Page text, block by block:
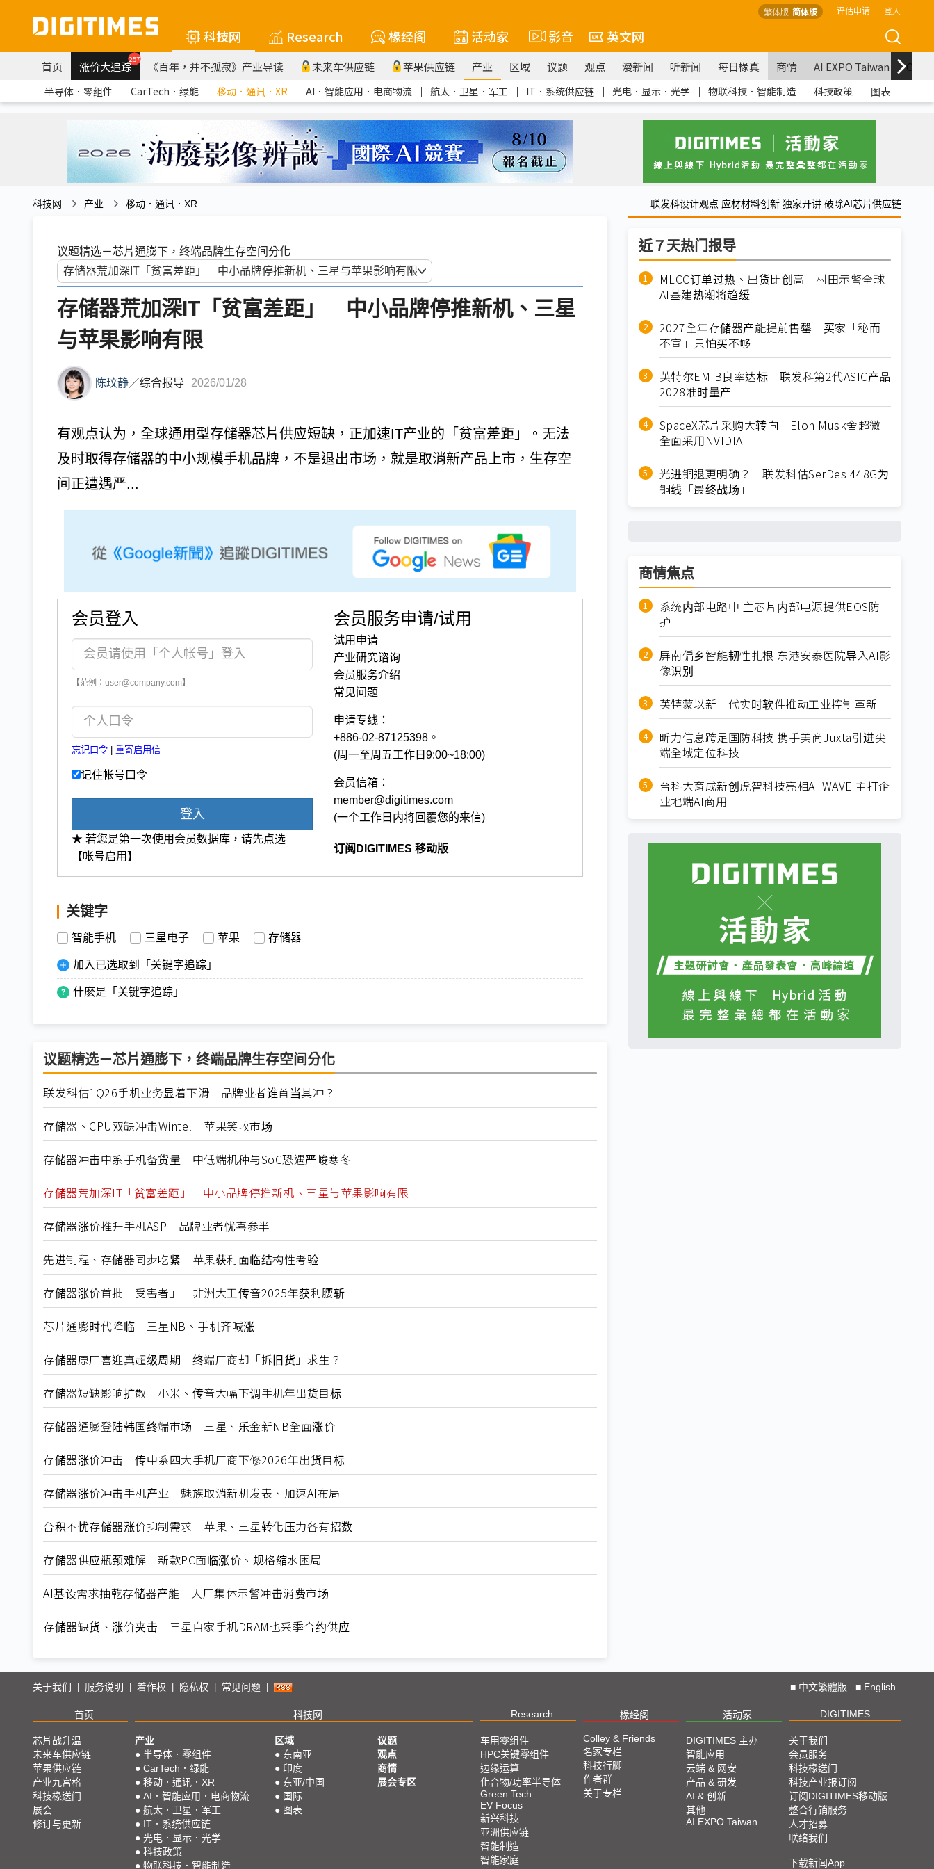
繁体版 简体版 评估申请 登入
科技网 Research 椽经阁 活动家 影音 英文网
首页 涨价大追踪257 《百年，并不孤寂》产业导读 未来车供应链 苹果供应链 产业 区域 议题 观点 漫新闻 听新闻 每日椽真 商情 AI EXPO Taiwan
半导体．零组件 ｜ CarTech．绿能 ｜ 移动．通讯．XR ｜ AI．智能应用．电商物流 ｜ 航太．卫星．军工 ｜ IT．系统供应链 ｜ 光电．显示．光学 ｜ 物联科技．智能制造 ｜ 科技政策 ｜ 图表
科技网 产业 移动．通讯．XR 联发科设计观点 应材材料创新 独家开讲 破除AI芯片供应链
议题精选－芯片通膨下，终端品牌生存空间分化
存储器荒加深IT「贫富差距」 中小品牌停推新机、三星
与苹果影响有限
陈玟静／综合报导 2026/01/28
有观点认为，全球通用型存储器芯片供应短缺，正加速IT产业的「贫富差距」。无法
及时取得存储器的中小规模手机品牌，不是退出市场，就是取消新产品上市，生存空
间正遭遇严...
会员登入
【范例：user@company.com】
忘记口令 重寄启用信
记住帐号口令
登入
★ 若您是第一次使用会员数据库，请先点选
【帐号启用】
会员服务申请/试用
试用申请
产业研究谘询
会员服务介绍
常见问题
申请专线：
+886-02-87125398。
(周一至周五工作日9:00~18:00)
会员信箱：
member@digitimes.com
(一个工作日内将回覆您的来信)
订阅DIGITIMES 移动版
关键字
智能手机 三星电子 苹果 存储器
加入已选取到「关键字追踪」
什麽是「关键字追踪」
议题精选－芯片通膨下，终端品牌生存空间分化
联发科估1Q26手机业务显着下滑 品牌业者谁首当其冲？
存储器、CPU双缺冲击Wintel 苹果笑收市场
存储器冲击中系手机备货量 中低端机种与SoC恐遇严峻寒冬
存储器荒加深IT「贫富差距」 中小品牌停推新机、三星与苹果影响有限
存储器涨价推升手机ASP 品牌业者忧喜参半
先进制程、存储器同步吃紧 苹果获利面临结构性考验
存储器涨价首批「受害者」 非洲大王传音2025年获利腰斩
芯片通膨时代降临 三星NB、手机齐喊涨
存储器原厂喜迎真超级周期 终端厂商却「拆旧货」求生？
存储器短缺影响扩散 小米、传音大幅下调手机年出货目标
存储器通膨登陆韩国终端市场 三星、乐金新NB全面涨价
存储器涨价冲击 传中系四大手机厂商下修2026年出货目标
存储器涨价冲击手机产业 魅族取消新机发表、加速AI布局
台积不忧存储器涨价抑制需求 苹果、三星转化压力各有招数
存储器供应瓶颈难解 新款PC面临涨价、规格缩水困局
AI基设需求抽乾存储器产能 大厂集体示警冲击消费市场
存储器缺货、涨价夹击 三星自家手机DRAM也采季合约供应
近７天热门报导
MLCC订单过热、出货比创高 村田示警全球
AI基建热潮将趋缓
2027全年存储器产能提前售罄 买家「秘而
不宣」只怕买不够
英特尔EMIB良率达标 联发科第2代ASIC产品
2028准时量产
SpaceX芯片采购大转向 Elon Musk舍超微
全面采用NVIDIA
光进铜退更明确？ 联发科估SerDes 448G为
铜线「最终战场」
商情焦点
系统内部电路中 主芯片内部电源提供EOS防
护
屏南偏乡智能韧性扎根 东港安泰医院导入AI影
像识别
英特蒙以新一代实时软件推动工业控制革新
昕力信息跨足国防科技 携手美商Juxta引进尖
端全域定位科技
台科大育成新创虎智科技亮相AI WAVE 主打企
业地端AI商用
关于我们 服务说明 着作权 隐私权 常见问题 ■ 中文繁體版 ■ English
首页 科技网 Research 椽经阁 活动家 DIGITIMES
芯片战升温
未来车供应链
苹果供应链
产业九宫格
科技椽送门
展会
修订与更新
产业
● 半导体．零组件
● CarTech．绿能
● 移动．通讯．XR
● AI．智能应用．电商物流
● 航太．卫星．军工
● IT．系统供应链
● 光电．显示．光学
● 科技政策
● 物联科技．智能制造
区域
● 东南亚
● 印度
● 东亚/中国
● 国际
● 图表
议题
观点
商情
展会专区
车用零组件
HPC关键零组件
边缘运算
化合物/功率半导体
Green Tech
EV Focus
新兴科技
亚洲供应链
智能制造
智能家庭
Colley & Friends
名家专栏
科技行脚
作者群
关于专栏
DIGITIMES 主办
智能应用
云端 & 网安
产品 & 研发
AI & 创新
其他
AI EXPO Taiwan
关于我们
会员服务
科技椽送门
科技产业报订阅
订阅DIGITIMES移动版
整合行销服务
人才招募
联络我们
下载新闻App